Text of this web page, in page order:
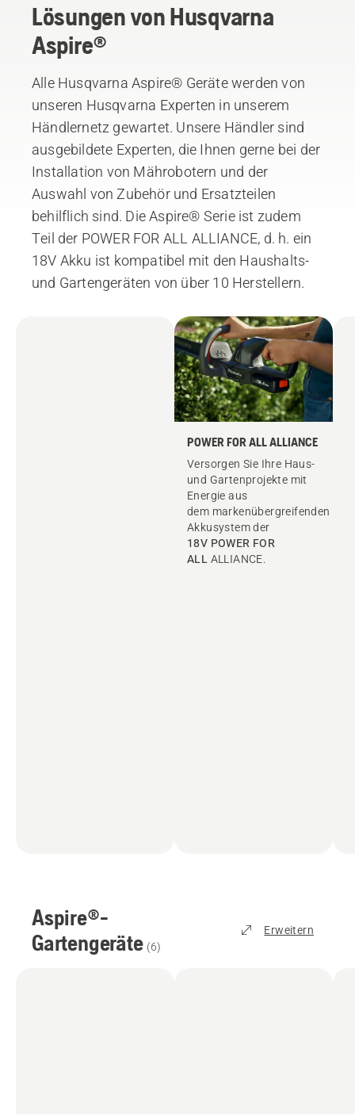
Lösungen von Husqvarna
Aspire®
Alle Husqvarna Aspire® Geräte werden von
unseren Husqvarna Experten in unserem
Händlernetz gewartet. Unsere Händler sind
ausgebildete Experten, die Ihnen gerne bei der
Installation von Mährobotern und der
Auswahl von Zubehör und Ersatzteilen
behilflich sind. Die Aspire® Serie ist zudem
Teil der POWER FOR ALL ALLIANCE, d. h. ein
18V Akku ist kompatibel mit den Haushalts-
und Gartengeräten von über 10 Herstellern.
POWER FOR ALL ALLIANCE
Versorgen Sie Ihre Haus-
und Gartenprojekte mit
Energie aus
dem markenübergreifenden
Akkusystem der
18V POWER FOR
ALL ALLIANCE.
Aspire®-
Gartengeräte (6)
Erweitern